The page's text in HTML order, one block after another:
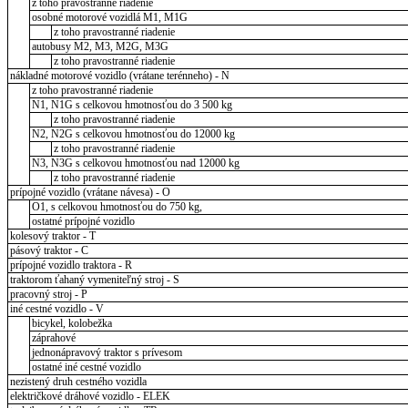
osobné motorové vozidlá M1, M1G
z toho pravostranné riadenie
autobusy M2, M3, M2G, M3G
z toho pravostranné riadenie
nákladné motorové vozidlo (vrátane terénneho) - N
z toho pravostranné riadenie
N1, N1G s celkovou hmotnosťou do 3 500 kg
z toho pravostranné riadenie
N2, N2G s celkovou hmotnosťou do 12000 kg
z toho pravostranné riadenie
N3, N3G s celkovou hmotnosťou nad 12000 kg
z toho pravostranné riadenie
prípojné vozidlo (vrátane návesa) - O
O1, s celkovou hmotnosťou do 750 kg,
ostatné prípojné vozidlo
kolesový traktor - T
pásový traktor - C
prípojné vozidlo traktora - R
traktorom ťahaný vymeniteľný stroj - S
pracovný stroj - P
iné cestné vozidlo - V
bicykel, kolobežka
záprahové
jednonápravový traktor s prívesom
ostatné iné cestné vozidlo
nezistený druh cestného vozidla
električkové dráhové vozidlo - ELEK